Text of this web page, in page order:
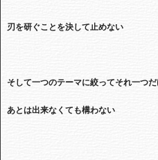
刃を研ぐことを決して止めない
そして一つのテーマに絞ってそれ一つ
あとは出来なくても構わない